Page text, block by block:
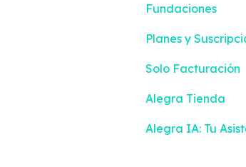
Fundaciones
Planes y
Solo Facturación
Alegra Tienda
Alegra IA: Tu